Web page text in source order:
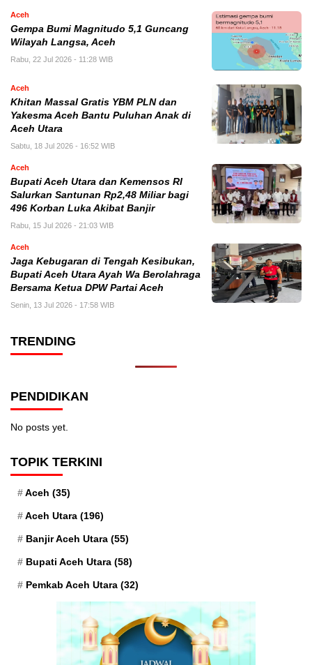
Aceh
Gempa Bumi Magnitudo 5,1 Guncang
Wilayah Langsa, Aceh
Rabu, 22 Jul 2026 - 11:28 WIB
Aceh
Khitan Massal Gratis YBM PLN dan
Yakesma Aceh Bantu Puluhan Anak di
Aceh Utara
Sabtu, 18 Jul 2026 - 16:52 WIB
Aceh
Bupati Aceh Utara dan Kemensos RI
Salurkan Santunan Rp2,48 Miliar bagi
496 Korban Luka Akibat Banjir
Rabu, 15 Jul 2026 - 21:03 WIB
Aceh
Jaga Kebugaran di Tengah Kesibukan,
Bupati Aceh Utara Ayah Wa Berolahraga
Bersama Ketua DPW Partai Aceh
Senin, 13 Jul 2026 - 17:58 WIB
TRENDING
PENDIDIKAN
No posts yet.
TOPIK TERKINI
Aceh (35)
Aceh Utara (196)
Banjir Aceh Utara (55)
Bupati Aceh Utara (58)
Pemkab Aceh Utara (32)